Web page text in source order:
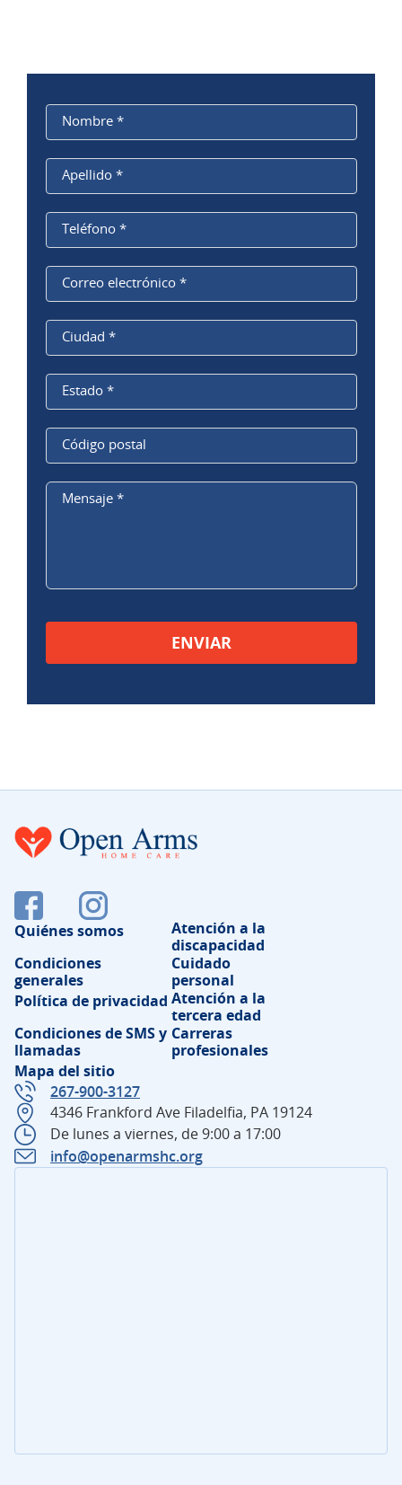
Nombre *
Apellido *
Teléfono *
Correo electrónico *
Ciudad *
Estado *
Código postal
Mensaje *
Quiénes somos
Atención a la
discapacidad
Condiciones
generales
Cuidado
personal
Política de privacidad Atención a la
tercera edad
Condiciones de SMS y
llamadas
Carreras
profesionales
Mapa del sitio
267-900-3127
4346 Frankford Ave Filadelfia, PA 19124
De lunes a viernes, de 9:00 a 17:00
info@openarmshc.org